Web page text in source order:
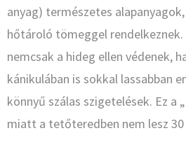
anyag) természetes
hőtároló tömeggel
nemcsak a hideg ellen védenek,
kánikulában is sokkal lassabban
könnyű szálas szigetelések. Ez a
miatt a tetőteredben nem lesz